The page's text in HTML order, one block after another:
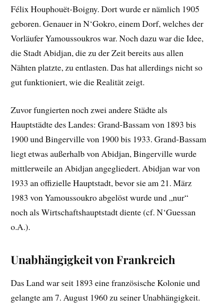
Félix Houphouët-Boigny. Dort wurde er nämlich 1905
geboren. Genauer in N‘Gokro, einem Dorf, welches der
Vorläufer Yamoussoukros war. Noch dazu war die Idee,
die Stadt Abidjan, die zu der Zeit bereits aus allen
Nähten platzte, zu entlasten. Das hat allerdings nicht so
gut funktioniert, wie die Realität zeigt.
Zuvor fungierten noch zwei andere Städte als
Hauptstädte des Landes: Grand-Bassam von 1893 bis
1900 und Bingerville von 1900 bis 1933. Grand-Bassam
liegt etwas außerhalb von Abidjan, Bingerville wurde
mittlerweile an Abidjan angegliedert. Abidjan war von
1933 an offizielle Hauptstadt, bevor sie am 21. März
1983 von Yamoussoukro abgelöst wurde und „nur“
noch als Wirtschaftshauptstadt diente (cf. N‘Guessan
o.A.).
Unabhängigkeit von Frankreich
Das Land war seit 1893 eine französische Kolonie und
gelangte am 7. August 1960 zu seiner Unabhängigkeit.